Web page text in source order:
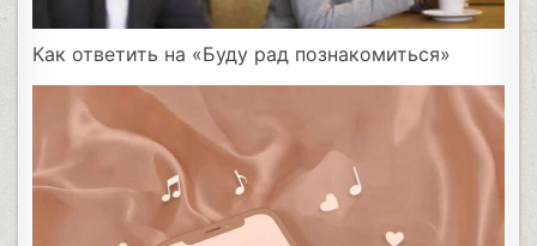
Как ответить на «Буду рад познакомиться»